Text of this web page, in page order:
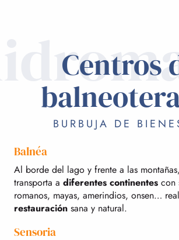
Centros
BURBUJA DE
Balnéa
Al borde del lago y frente a las
transporta a diferentes continentes con
romanos, mayas, amerindios, onsen…
restauración sana y natural.
Sensoria